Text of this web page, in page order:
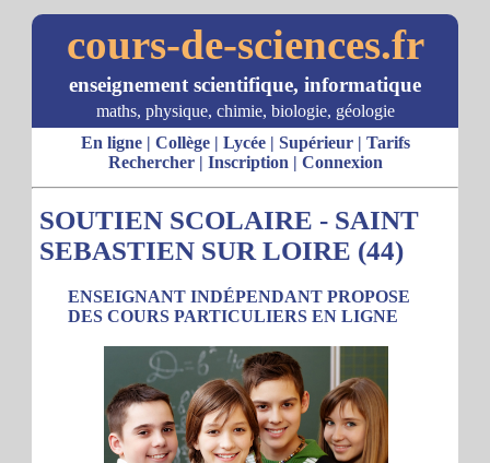
cours-de-sciences.fr
enseignement scientifique, informatique
maths, physique, chimie, biologie, géologie
En ligne| Collège| Lycée| Supérieur| Tarifs
Rechercher| Inscription | Connexion
SOUTIEN SCOLAIRE - SAINT
SEBASTIEN SUR LOIRE (44)
ENSEIGNANT INDÉPENDANT PROPOSE
DES COURS PARTICULIERS EN LIGNE